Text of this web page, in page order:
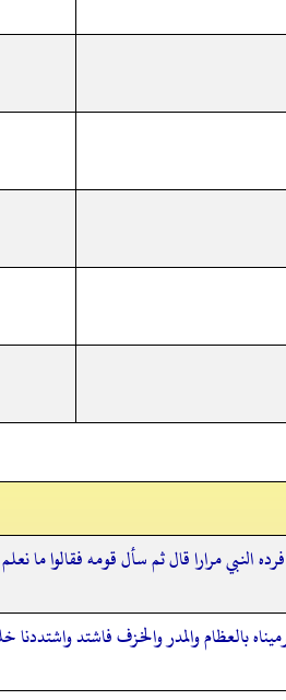
مرارا قال ثم سأل قومه فقالوا ما
بالعظام والمدر والخزف فاشتد